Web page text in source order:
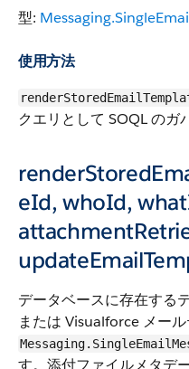
型:
使用方法
クエリとして SOQL のガ
eId, whoId,
データベースに存在する
または Visualforce メー
す。添付ファイルメタデ